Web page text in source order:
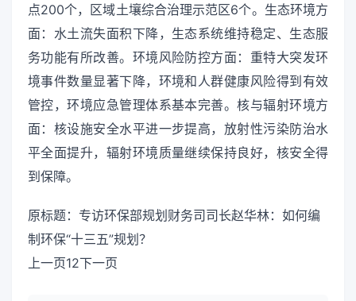
点200个，区域土壤综合治理示范区6个。生态环境方
面：水土流失面积下降，生态系统维持稳定、生态服
务功能有所改善。环境风险防控方面：重特大突发环
境事件数量显著下降，环境和人群健康风险得到有效
管控，环境应急管理体系基本完善。核与辐射环境方
面：核设施安全水平进一步提高，放射性污染防治水
平全面提升，辐射环境质量继续保持良好，核安全得
到保障。
原标题：专访环保部规划财务司司长赵华林：如何编
制环保“十三五”规划？
上一页12下一页